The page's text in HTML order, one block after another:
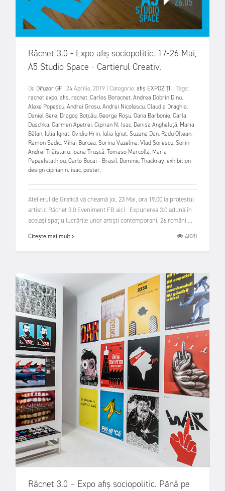
Răcnet 3.0 - Expo afiș sociopolitic. 17-26 Mai,
A5 Studio Space - Cartierul Creativ.
De Difuzor GF 24 Aprilie, 2019 Categorie:afiș EXPOZIȚII
Tags:
racnet expo,afis,racnet,Carlos Boracnet,Andrea Dobrin Dinu,
Alexe Popescu,Andrei Grosu,Andrei Nicolescu,Claudia Draghia,
Daniel Bere, Dragoș Boțcău,George Roșu,Oana Barbonie,Carla
Duschka,Carmen Apetrei,Ciprian N. Isac, Denisa Angheluță, Maria
Bălan, Iulia Ignat,Ovidiu Hrin, Iulia Ignat,Suzana Dan, Radu Oltean,
Ramon Sadîc, Mihai Burcea,Sorina Vazelina,Vlad Sorescu,Sorin-
Andrei Trăistaru, Ioana Trușcă,Tomaso Marcolla, Maria
Papaefstathiou,Carlo Bocai - Brasil, Dominic Thackray,exhibition
design ciprian n. isac,poster,
Atelierul de Grafică vă cheamă joi, 23 Mai, ora 19.00 la protestul
artistic Răcnet 3.0 Eveniment FB aici Expunerea 3.0 adună în
același spațiu lucrările unor artiști contemporani, 26 români ...
Citește mai mult 4828
Răcnet 3.0 – Expo afiș sociopolitic. Până pe